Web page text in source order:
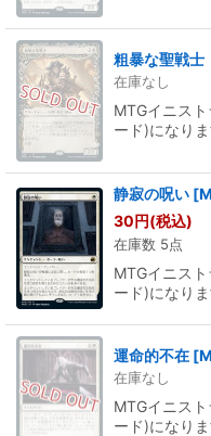
粗暴な聖戦士
在庫なし
MTGイニス
ード)になりま
静寂の呪い [
30円(税込)
在庫数 5点
MTGイニス
ード)になりま
運命的不在 [
在庫なし
MTGイニス
ード)になりま